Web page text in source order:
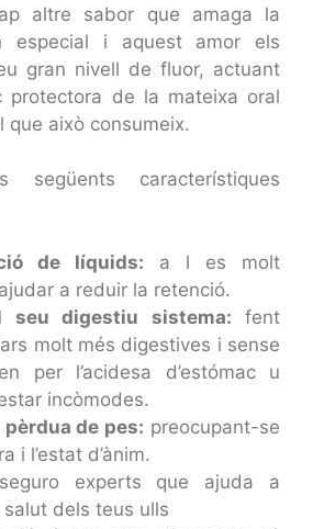
altre sabor que amaga la
especial i aquest amor els
gran nivell de fluor, actuant
protectora de la mateixa oral
això consumeix.
característiques
de líquids: a l es molt
a reduir la retenció.
seu digestiu sistema: fent
molt més digestives i sense
per l’acidesa d’estómac u
incòmodes.
de pes: preocupant-se
i l’estat d’ànim.
experts que ajuda a
dels teus ulls